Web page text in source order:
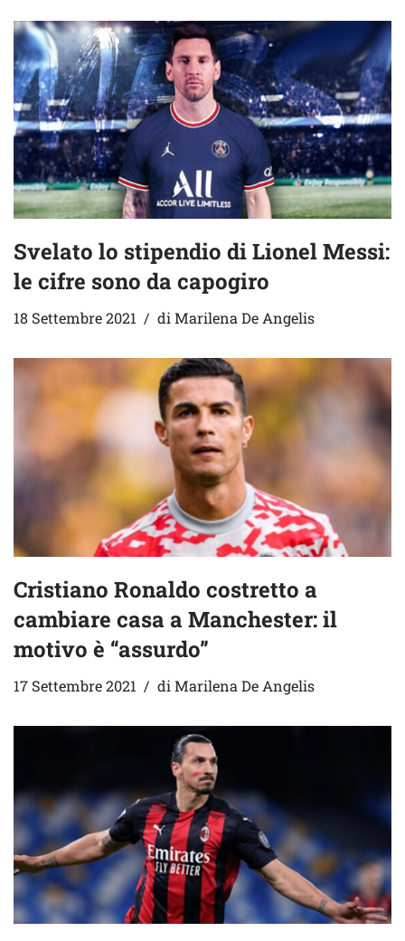
Svelato lo stipendio di Lionel Messi:
le cifre sono da capogiro
18 Settembre 2021 diMarilena De Angelis
Cristiano Ronaldo costretto a
cambiare casa a Manchester: il
motivo è “assurdo”
17 Settembre 2021 di Marilena De Angelis